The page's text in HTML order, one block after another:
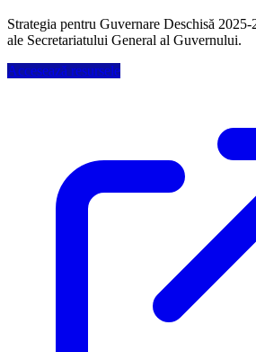
Strategia pentru Guvernare Deschisă
ale Secretariatului General al Guvernului.
Accesează resursele